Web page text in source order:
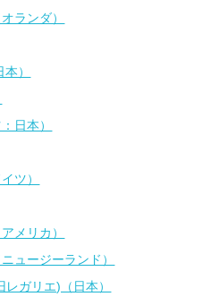
ランダ）
）
日本）
ツ）
メリカ）
ュージーランド）
ガリエ)（日本）